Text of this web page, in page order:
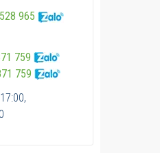
965
759
759